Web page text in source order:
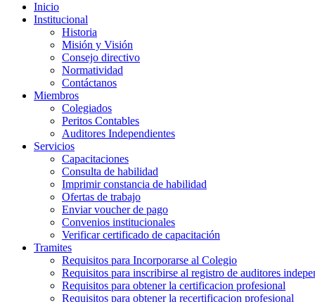
Inicio
Institucional
Historia
Misión y Visión
Consejo directivo
Normatividad
Contáctanos
Miembros
Colegiados
Peritos Contables
Auditores Independientes
Servicios
Capacitaciones
Consulta de habilidad
Imprimir constancia de habilidad
Ofertas de trabajo
Enviar voucher de pago
Convenios institucionales
Verificar certificado de capacitación
Tramites
Requisitos para Incorporarse al Colegio
Requisitos para inscribirse al registro de auditores
Requisitos para obtener la certificacion profesional
Requisitos para obtener la recertificacion profesional